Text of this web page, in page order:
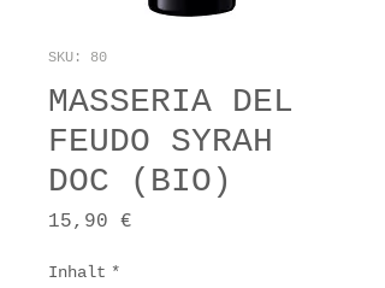
SKU: 80
MASSERIA DEL
FEUDO SYRAH
DOC (BIO)
15,90 €
Inhalt *